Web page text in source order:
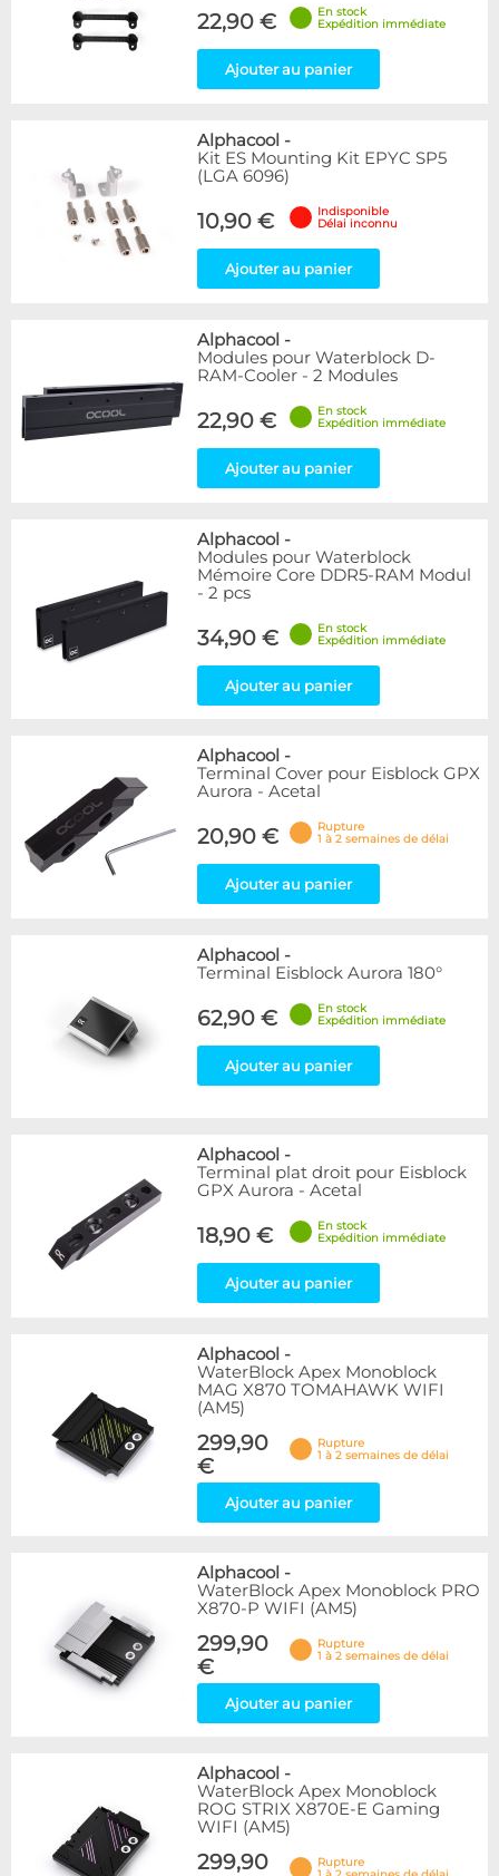
22,90 €
En stock
Expédition immédiate
Ajouter au panier
Alphacool -
Kit ES Mounting Kit EPYC SP5
(LGA 6096)
10,90 €
Indisponible
Délai inconnu
Ajouter au panier
Alphacool -
Modules pour Waterblock D-
RAM-Cooler - 2 Modules
22,90 €
En stock
Expédition immédiate
Ajouter au panier
Alphacool -
Modules pour Waterblock
Mémoire Core DDR5-RAM Modul
- 2 pcs
34,90 €
En stock
Expédition immédiate
Ajouter au panier
Alphacool -
Terminal Cover pour Eisblock GPX
Aurora - Acetal
20,90 €
Rupture
1 à 2 semaines de délai
Ajouter au panier
Alphacool -
Terminal Eisblock Aurora 180°
62,90 €
En stock
Expédition immédiate
Ajouter au panier
Alphacool -
Terminal plat droit pour Eisblock
GPX Aurora - Acetal
18,90 €
En stock
Expédition immédiate
Ajouter au panier
Alphacool -
WaterBlock Apex Monoblock
MAG X870 TOMAHAWK WIFI
(AM5)
299,90
€
Rupture
1 à 2 semaines de délai
Ajouter au panier
Alphacool -
WaterBlock Apex Monoblock PRO
X870-P WIFI (AM5)
299,90
€
Rupture
1 à 2 semaines de délai
Ajouter au panier
Alphacool -
WaterBlock Apex Monoblock
ROG STRIX X870E-E Gaming
WIFI (AM5)
299,90
Rupture